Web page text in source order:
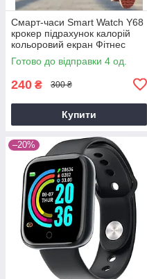
Смарт-часи Smart Watch Y68
крокер підрахунок калорій
кольоровий екран Фітнес
браслет пульсометр
тонометр
Готово до відправки 4 од.
240 ₴ 300 ₴
Купити
–20%